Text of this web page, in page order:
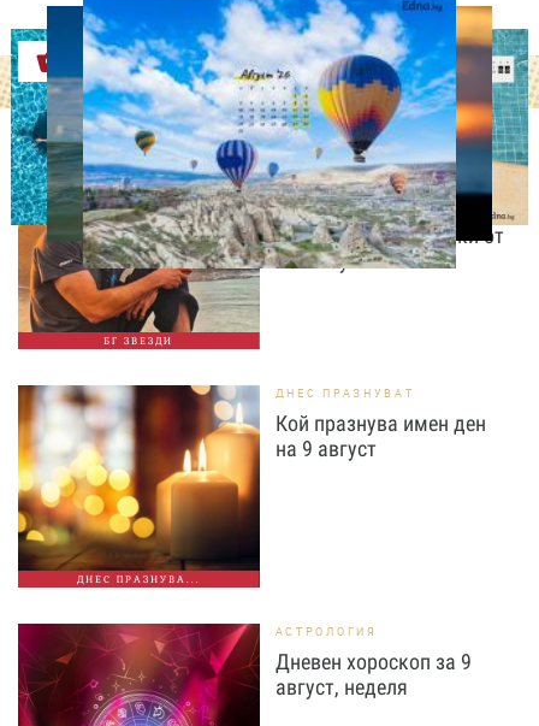
Оферти
БГ ЗВЕЗДИ
ИЗВЕСТНИ
Даниел Петканов покори
Африка: пингвини, акули
и незабравими гледки от
Кейптаун
ДНЕС ПРАЗНУВА...
ДНЕС ПРАЗНУВАТ
Кой празнува имен ден
на 9 август
АСТРОЛОГИЯ
Дневен хороскоп за 9
август, неделя